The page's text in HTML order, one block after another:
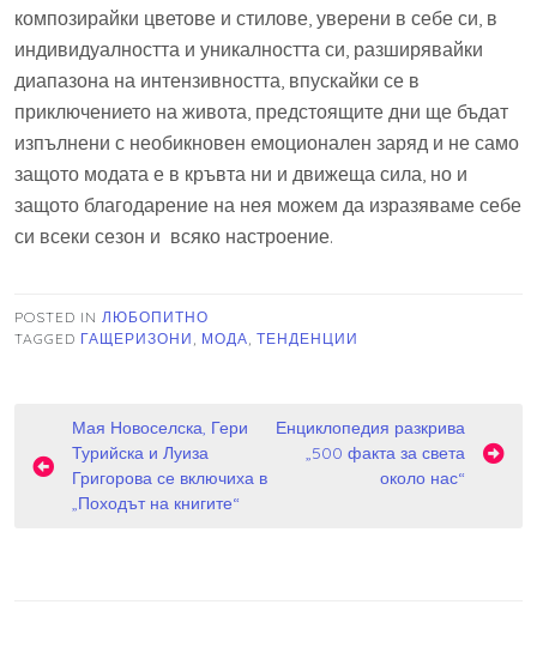
композирайки цветове и стилове, уверени в себе си, в
индивидуалността и уникалността си, разширявайки
диапазона на интензивността, впускайки се в
приключението на живота, предстоящите дни ще бъдат
изпълнени с необикновен емоционален заряд и не само
защото модата е в кръвта ни и движеща сила, но и
защото благодарение на нея можем да изразяваме себе
си всеки сезон и всяко настроение.
POSTED IN ЛЮБОПИТНО
TAGGED ГАЩЕРИЗОНИ МОДА ТЕНДЕНЦИИ
Навигация
Мая Новоселска, Гери
Турийска и Луиза
Григорова се включиха в
„Походът на книгите“
Енциклопедия разкрива
„500 факта за света
около нас“